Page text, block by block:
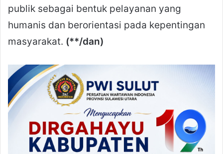
publik sebagai bentuk pelayanan yang
humanis dan berorientasi pada kepentingan
masyarakat. (**/dan)